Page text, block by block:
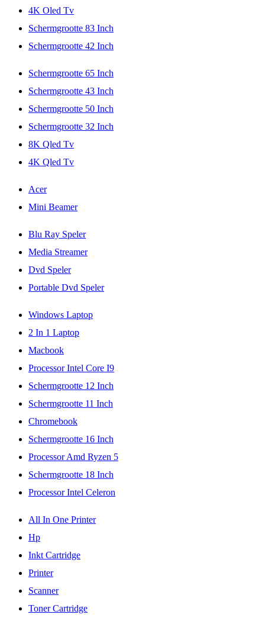
4K Oled Tv
Schermgrootte 83 Inch
Schermgrootte 42 Inch
Schermgrootte 65 Inch
Schermgrootte 43 Inch
Schermgrootte 50 Inch
Schermgrootte 32 Inch
8K Qled Tv
4K Qled Tv
Acer
Mini Beamer
Blu Ray Speler
Media Streamer
Dvd Speler
Portable Dvd Speler
Windows Laptop
2 In 1 Laptop
Macbook
Processor Intel Core I9
Schermgrootte 12 Inch
Schermgrootte 11 Inch
Chromebook
Schermgrootte 16 Inch
Processor Amd Ryzen 5
Schermgrootte 18 Inch
Processor Intel Celeron
All In One Printer
Hp
Inkt Cartridge
Printer
Scanner
Toner Cartridge